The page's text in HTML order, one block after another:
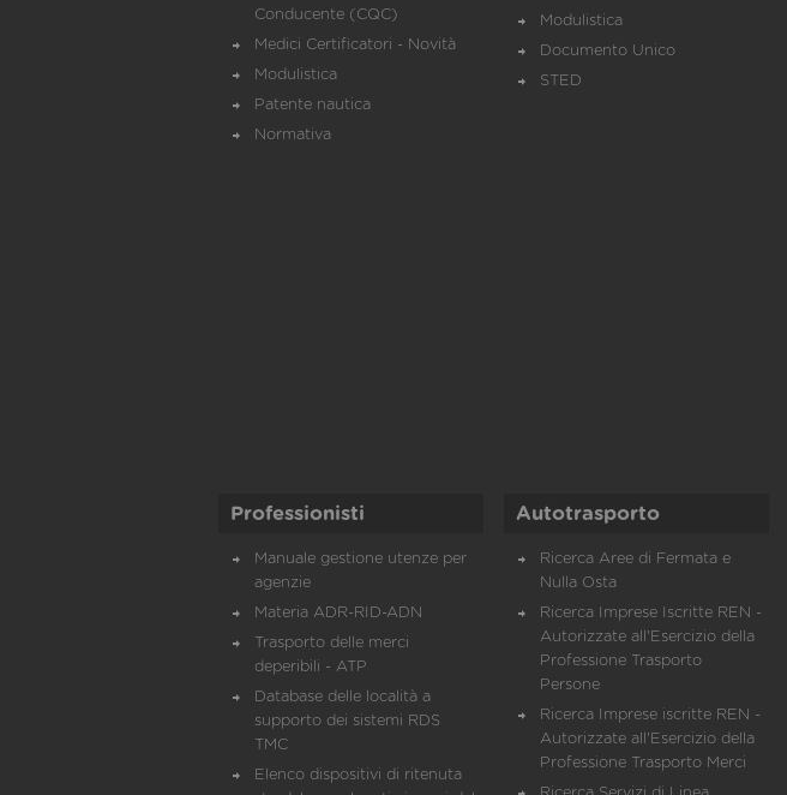
Conducente (CQC)
Medici Certificatori - Novità
Modulistica
Patente nautica
Normativa
Modulistica
Documento Unico
STED
Professionisti
Manuale gestione utenze per
agenzie
Materia ADR-RID-ADN
Trasporto delle merci
deperibili - ATP
Database delle località a
supporto dei sistemi RDS
TMC
Elenco dispositivi di ritenuta
Autotrasporto
Ricerca Aree di Fermata e
Nulla Osta
Ricerca Imprese Iscritte REN -
Autorizzate all'Esercizio della
Professione Trasporto
Persone
Ricerca Imprese iscritte REN -
Autorizzate all'Esercizio della
Professione Trasporto Merci